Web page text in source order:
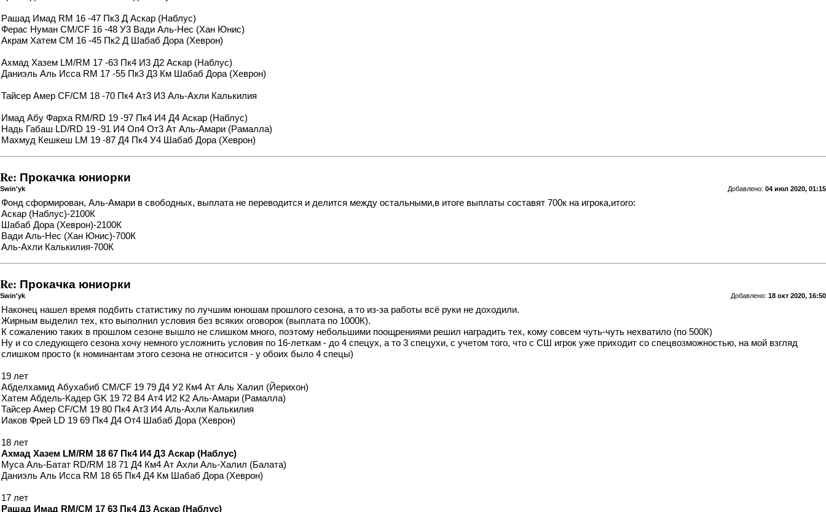
Рашад Имад RM 16 -47 Пк3 Д Аскар (Наблус)
Ферас Нуман CM/CF 16 -48 У3 Вади Аль-Нес (Хан Юнис)
Акрам Хатем CM 16 -45 Пк2 Д Шабаб Дора (Хеврон)
Ахмад Хазем LM/RM 17 -63 Пк4 И3 Д2 Аскар (Наблус)
Даниэль Аль Исса RM 17 -55 Пк3 Д3 Км Шабаб Дора (Хеврон)
Тайсер Амер CF/CM 18 -70 Пк4 Ат3 И3 Аль-Ахли Калькилия
Имад Абу Фарха RM/RD 19 -97 Пк4 И4 Д4 Аскар (Наблус)
Надь Габаш LD/RD 19 -91 И4 Оп4 От3 Ат Аль-Амари (Рамалла)
Махмуд Кешкеш LM 19 -87 Д4 Пк4 У4 Шабаб Дора (Хеврон)
Re: Прокачка юниорки
Добавлено: 04 июл 2020, 01:15
Swin'yk
Фонд сформирован, Аль-Амари в свободных, выплата не переводится и делится между остальными,в итоге выплаты составят 700к на игрока,итого:
Аскар (Наблус)-2100К
Шабаб Дора (Хеврон)-2100К
Вади Аль-Нес (Хан Юнис)-700К
Аль-Ахли Калькилия-700К
Re: Прокачка юниорки
Добавлено: 18 окт 2020, 16:50
Swin'yk
Наконец нашел время подбить статистику по лучшим юношам прошлого сезона, а то из-за работы всё руки не доходили.
Жирным выделил тех, кто выполнил условия без всяких оговорок (выплата по 1000К).
К сожалению таких в прошлом сезоне вышло не слишком много, поэтому небольшими поощрениями решил наградить тех, кому совсем чуть-чуть нехватило (по 500К)
Ну и со следующего сезона хочу немного усложнить условия по 16-леткам - до 4 спецух, а то 3 спецухи, с учетом того, что с СШ игрок уже приходит со спецвозможностью, на мой взгляд
слишком просто (к номинантам этого сезона не относится - у обоих было 4 спецы)
19 лет
Абделхамид Абухабиб CM/CF 19 79 Д4 У2 Км4 Ат Аль Халил (Йерихон)
Хатем Абдель-Кадер GK 19 72 В4 Ат4 И2 К2 Аль-Амари (Рамалла)
Тайсер Амер CF/CM 19 80 Пк4 Ат3 И4 Аль-Ахли Калькилия
Иаков Фрей LD 19 69 Пк4 Д4 От4 Шабаб Дора (Хеврон)
18 лет
Ахмад Хазем LM/RM 18 67 Пк4 И4 Д3 Аскар (Наблус)
Муса Аль-Батат RD/RM 18 71 Д4 Км4 Ат Ахли Аль-Халил (Балата)
Даниэль Аль Исса RM 18 65 Пк4 Д4 Км Шабаб Дора (Хеврон)
17 лет
Рашад Имад RM/CM 17 63 Пк4 Д3 Аскар (Наблус)